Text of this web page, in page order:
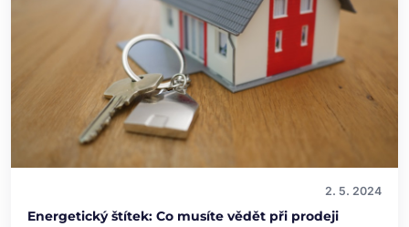
2. 5. 2024
Energetický štítek: Co musíte vědět při prodeji